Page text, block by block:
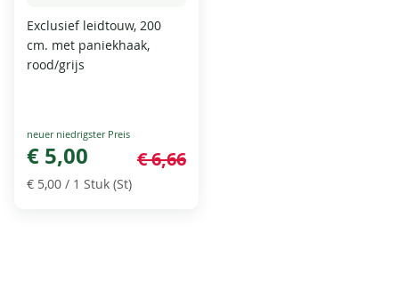
Exclusief leidtouw, 200
cm. met paniekhaak,
rood/grijs
Special
Price
€ 5,00 € 6,66
€ 5,00 / 1 Stuk (St)